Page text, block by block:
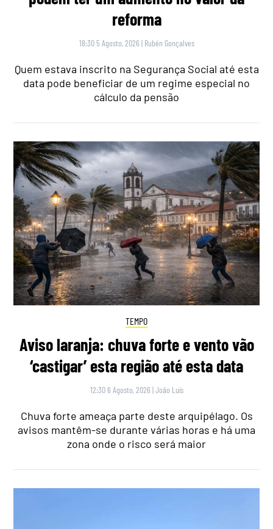
reforma
18:30 5 Agosto, 2026 | Rubén Gonçalves
Quem estava inscrito na Segurança Social até esta
data pode beneficiar de um regime especial no
cálculo da pensão
TEMPO
Aviso laranja: chuva forte e vento vão
‘castigar’ esta região até esta data
12:30 6 Agosto, 2026 |João Luís
Chuva forte ameaça parte deste arquipélago. Os
avisos mantêm-se durante várias horas e há uma
zona onde o risco será maior